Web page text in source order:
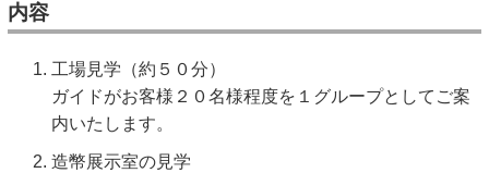
内容
工場見学（約５０分）
ガイドがお客様２０名様程度を１グループとしてご案
内いたします。
造幣展示室の見学